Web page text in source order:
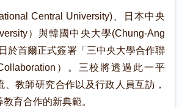
Central University)、日本中央
）與韓國中央大學(Chung-Ang
於首爾正式簽署「三中央大學合作聯
）。三校將透過此一平
、教師研究合作以及行政人員互訪，
育合作的新典範。